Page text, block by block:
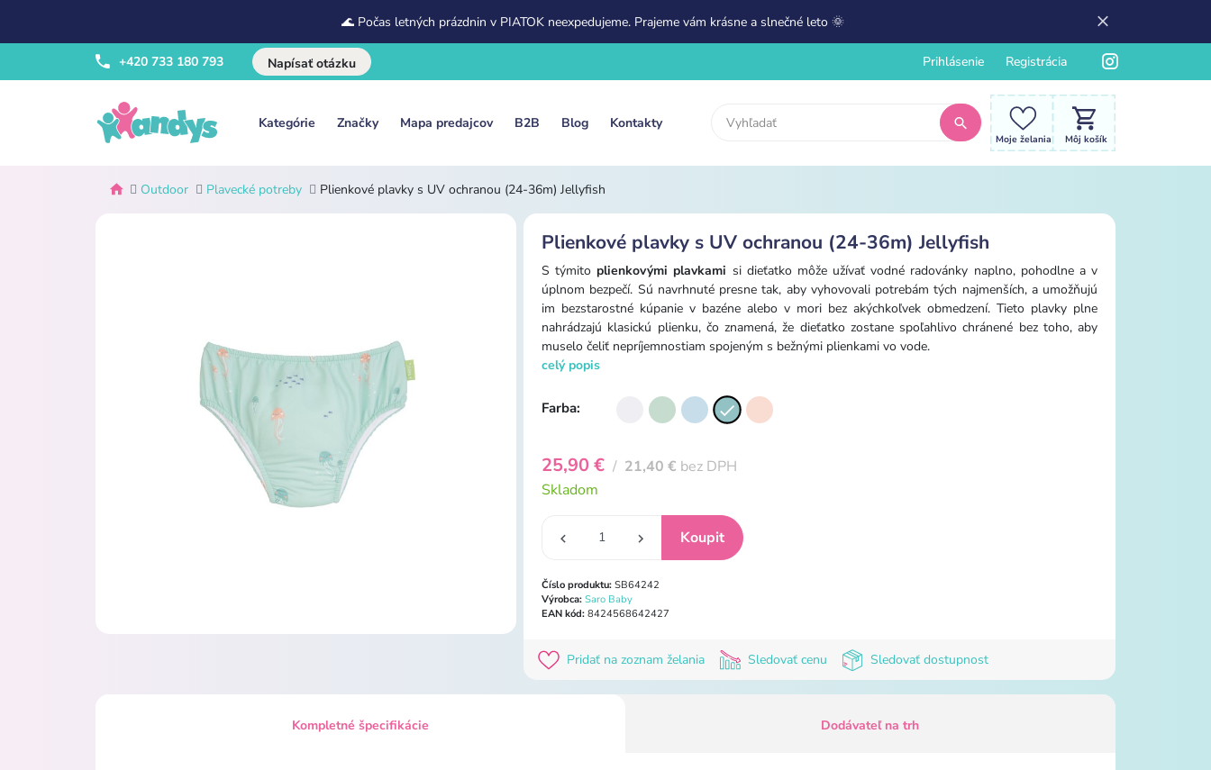
🌊 Počas letných prázdnin v PIATOK neexpedujeme. Prajeme vám krásne a slnečné leto 🌞
+420 733 180 793 Napísať otázku Prihlásenie Registrácia
Kategórie Značky Mapa predajcov B2B Blog Kontakty
Moje želania Môj košík
Outdoor Plavecké potreby Plienkové plavky s UV ochranou (24-36m) Jellyfish
Plienkové plavky s UV ochranou (24-36m) Jellyfish
S týmito plienkovými plavkami si dieťatko môže užívať vodné radovánky naplno, pohodlne a v
úplnom bezpečí. Sú navrhnuté presne tak, aby vyhovovali potrebám tých najmenších, a umožňujú
im bezstarostné kúpanie v bazéne alebo v mori bez akýchkoľvek obmedzení. Tieto plavky plne
nahrádzajú klasickú plienku, čo znamená, že dieťatko zostane spoľahlivo chránené bez toho, aby
muselo čeliť nepríjemnostiam spojeným s bežnými plienkami vo vode.
celý popis
Farba:
25,90 € / 21,40 € bez DPH
Skladom
Číslo produktu: SB64242
Výrobca: Saro Baby
EAN kód: 8424568642427
Pridať na zoznam želania Sledovať cenu Sledovať dostupnost
Kompletné špecifikácie Dodávateľ na trh